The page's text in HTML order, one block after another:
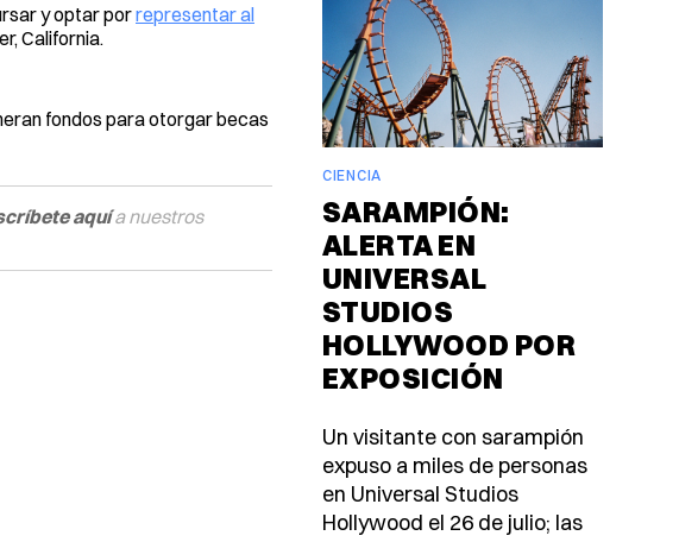
y optar porrepresentar al
California.
fondos para otorgar becas
aquía nuestros
CIENCIA
SARAMPIÓN:
ALERTA EN
UNIVERSAL
STUDIOS
HOLLYWOOD POR
EXPOSICIÓN
Un visitante con sarampión
expuso a miles de personas
en Universal Studios
Hollywood el 26 de julio; las